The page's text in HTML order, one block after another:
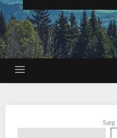
Søg